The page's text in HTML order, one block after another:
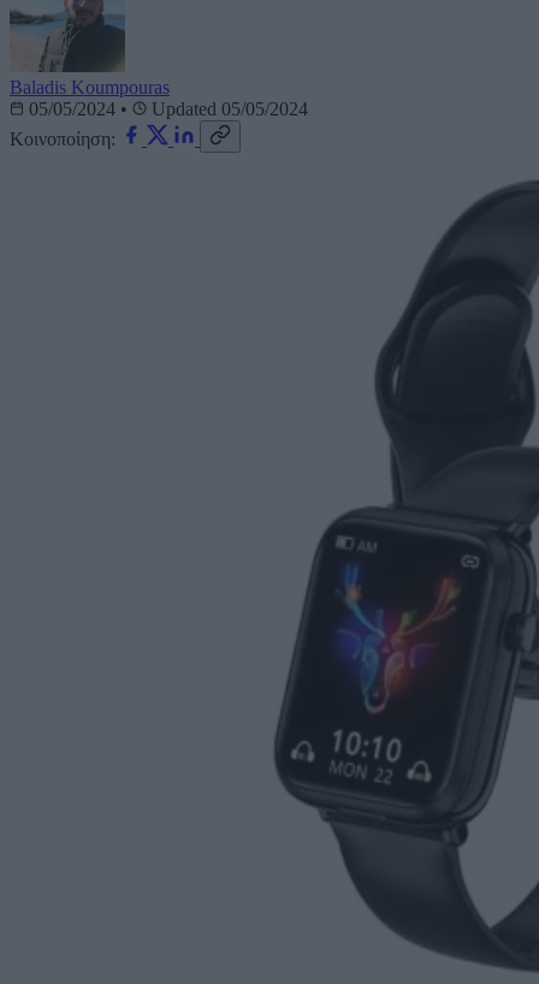
Baladis Koumpouras
05/05/2024 •
Updated 05/05/2024
Κοινοποίηση: